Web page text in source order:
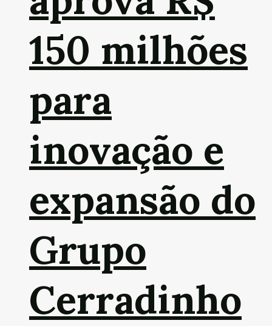
150 milhões
para
inovação e
expansão do
Grupo
Cerradinho